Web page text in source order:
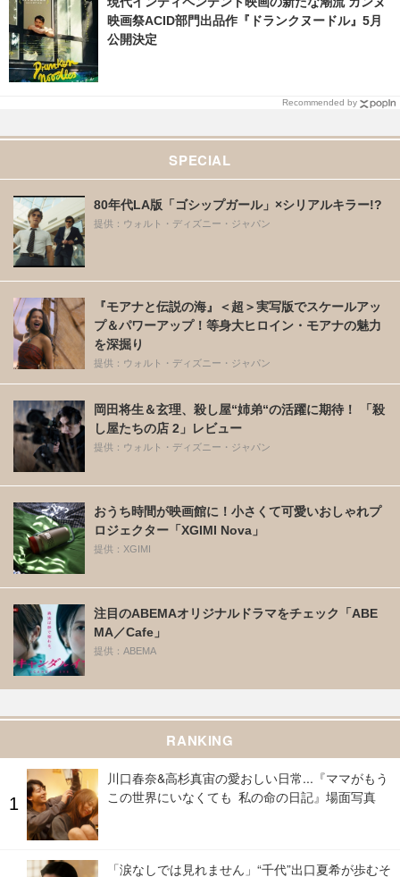
映画祭ACID部門出品作『ドランクヌードル』5月
公開決定
Recommended by
SPECIAL
80年代LA版「ゴシップガール」×シリアルキラー!?
提供：ウォルト・ディズニー・ジャパン
『モアナと伝説の海』＜超＞実写版でスケールアッ
プ＆パワーアップ！等身大ヒロイン・モアナの魅力
を深掘り
提供：ウォルト・ディズニー・ジャパン
岡田将生＆玄理、殺し屋“姉弟“の活躍に期待！ 「殺
し屋たちの店 2」レビュー
提供：ウォルト・ディズニー・ジャパン
おうち時間が映画館に！小さくて可愛いおしゃれプ
ロジェクター「XGIMI Nova」
提供：XGIMI
注目のABEMAオリジナルドラマをチェック「ABE
MA／Cafe」
提供：ABEMA
RANKING
川口春奈&高杉真宙の愛おしい日常...『ママがもう
この世界にいなくても 私の命の日記』場面写真
「涙なしでは見れません」“千代”出口夏希が歩むそ